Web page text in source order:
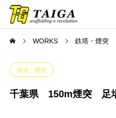
WORKS 鉄塔・煙突
鉄塔・煙突
千葉県 150m煙突 足